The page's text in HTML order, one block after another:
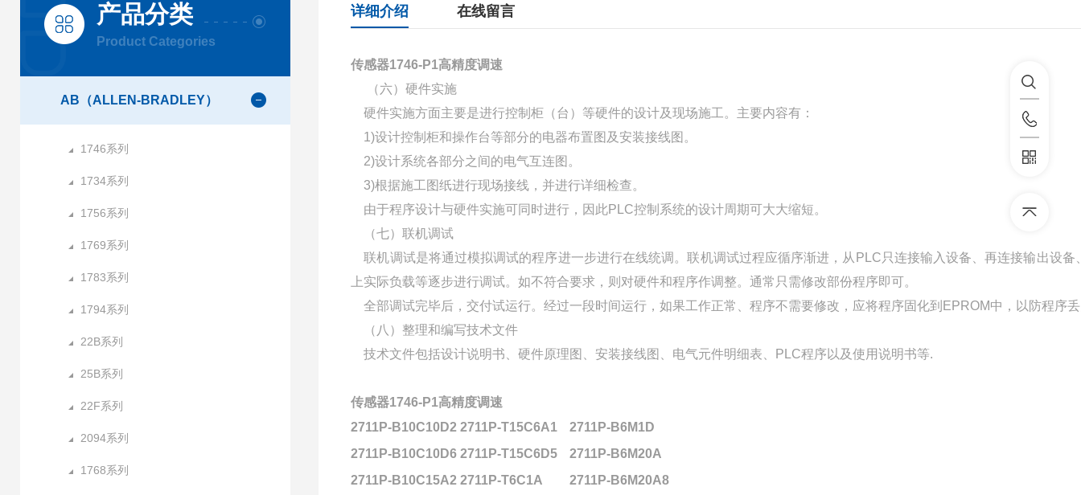
产品分类
Product Categories
AB（ALLEN-BRADLEY）
1746系列
1734系列
1756系列
1769系列
1783系列
1794系列
22B系列
25B系列
22F系列
2094系列
1768系列
详细介绍 在线留言
传感器1746-P1高精度调速
（六）硬件实施
硬件实施方面主要是进行控制柜（台）等硬件的设计及现场施工。主要内容有：
1)设计控制柜和操作台等部分的电器布置图及安装接线图。
2)设计系统各部分之间的电气互连图。
3)根据施工图纸进行现场接线，并进行详细检查。
由于程序设计与硬件实施可同时进行，因此PLC控制系统的设计周期可大大缩短。
（七）联机调试
联机调试是将通过模拟调试的程序进一步进行在线统调。联机调试过程应循序渐进，从PLC只连接输入设备、再连接输出设备
上实际负载等逐步进行调试。如不符合要求，则对硬件和程序作调整。通常只需修改部份程序即可。
全部调试完毕后，交付试运行。经过一段时间运行，如果工作正常、程序不需要修改，应将程序固化到EPROM中，以防程序
（八）整理和编写技术文件
技术文件包括设计说明书、硬件原理图、安装接线图、电气元件明细表、PLC程序以及使用说明书等.
传感器1746-P1高精度调速
2711P-B10C10D2 2711P-T15C6A1
2711P-B6M1D
2711P-B10C10D6 2711P-T15C6D5
2711P-B6M20A
2711P-B10C15A2 2711P-T6C1A
2711P-B6M20A8